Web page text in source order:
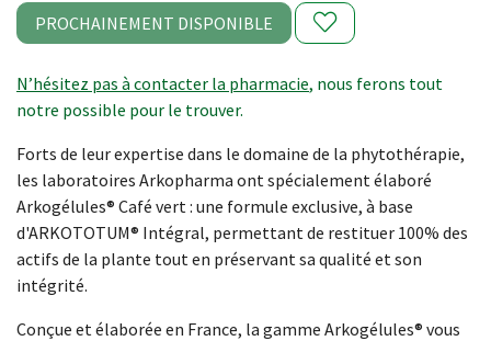
PROCHAINEMENT DISPONIBLE
N’hésitez pas à contacter la pharmacie, nous ferons tout
notre possible pour le trouver.
Forts de leur expertise dans le domaine de la phytothérapie,
les laboratoires Arkopharma ont spécialement élaboré
Arkogélules® Café vert : une formule exclusive, à base
d'ARKOTOTUM® Intégral, permettant de restituer 100% des
actifs de la plante tout en préservant sa qualité et son
intégrité.
Conçue et élaborée en France, la gamme Arkogélules® vous